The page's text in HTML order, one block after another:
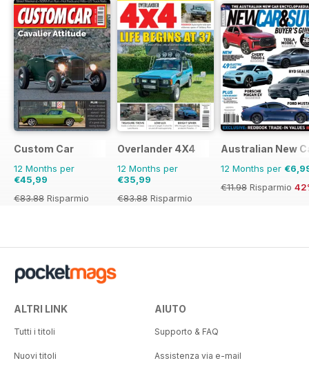
Custom Car
12 Months per
€45,99
€83.88 Risparmio
Overlander 4X4
12 Months per
€35,99
€83.88 Risparmio
Australian New
12 Months per
€11.98 Risparmio
ALTRI LINK
Tutti i titoli
Nuovi titoli
AIUTO
Supporto & FAQ
Assistenza via e-mail